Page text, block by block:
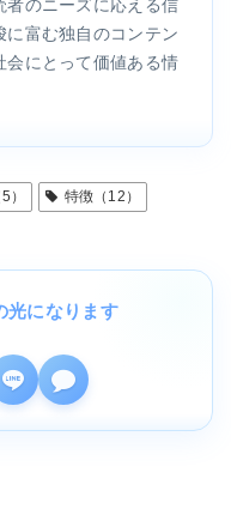
富む独自のコンテン
にとって価値ある情
）
特徴（12）
光になります